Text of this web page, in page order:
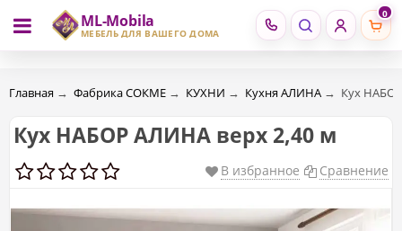
ML-Mobila
МЕБЕЛЬ ДЛЯ ВАШЕГО ДОМА
0
RU RO
Главная → Фабрика СОКМЕ → КУХНИ → Кухня АЛИНА → Кух
Кух НАБОР АЛИНА верх 2,40 м
В избранное Сравнение